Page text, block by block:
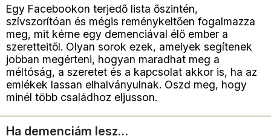
Egy Facebookon terjedő lista őszintén,
szívszorítóan és mégis reménykeltően fogalmazza
meg, mit kérne egy demenciával élő ember a
szeretteitől. Olyan sorok ezek, amelyek segítenek
jobban megérteni, hogyan maradhat meg a
méltóság, a szeretet és a kapcsolat akkor is, ha az
emlékek lassan elhalványulnak. Oszd meg, hogy
minél több családhoz eljusson.
Ha demenciám lesz…